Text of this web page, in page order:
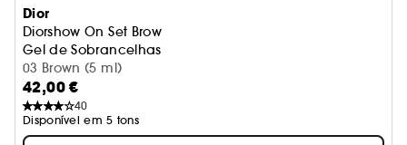
Dior
Diorshow On Set Brow
Gel de Sobrancelhas
03 Brown (5 ml)
42,00 €
40
Disponível em 5 tons